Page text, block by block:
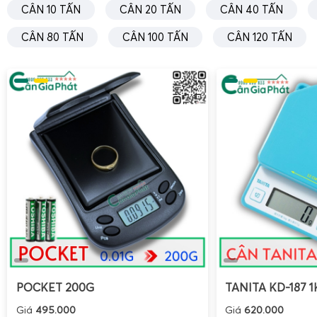
kiểm soát tồn kho theo mã hàng, theo lô, giảm thời
thời hạn chế sai sót do nhập tay.
hàng nhỏ
CÂN 10 TẤN CÂN 20 TẤN CÂN 40 TẤN
CÂN 80 TẤN CÂN 100 TẤN CÂN 120 TẤN
POCKET 200G
Giá 495.000
TANITA KD-187
Giá620.000